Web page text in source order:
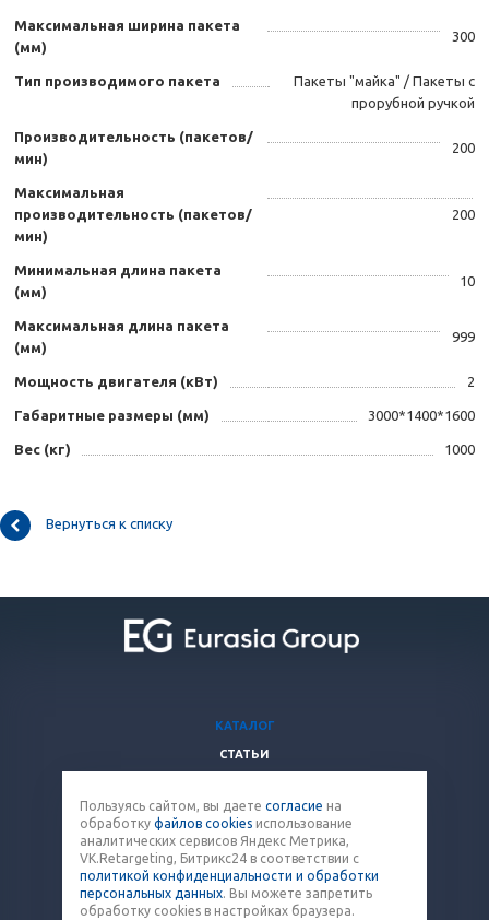
Максимальная ширина пакета
(мм)
300
Тип производимого пакета
Пакеты "майка" / Пакеты с
прорубной ручкой
Производительность (пакетов/
мин)
200
Максимальная
производительность (пакетов/
мин)
200
Минимальная длина пакета
(мм)
10
Максимальная длина пакета
(мм)
999
Мощность двигателя (кВт) 2
Габаритные размеры (мм) 3000*1400*1600
Вес (кг) 1000
Вернуться к списку
КАТАЛОГ
СТАТЬИ
КОМПАНИЯ
КОНТАКТЫ
8 (800) 707-12-53
paket@eq-mail.ru
Пользуясь сайтом, вы даете согласие на
обработку файлов cookies использование
аналитических сервисов Яндекс Метрика,
VK.Retargeting, Битрикс24 в соответствии с
политикой конфиденциальности и обработки
персональных данных. Вы можете запретить
обработку cookies в настройках браузера.